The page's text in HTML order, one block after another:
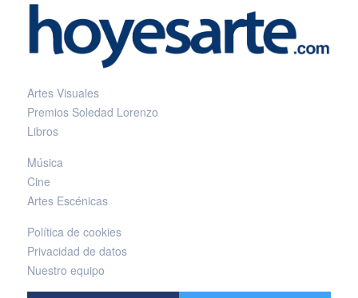
Artes Visuales
Premios Soledad Lorenzo
Libros
Música
Cine
Artes Escénicas
Política de cookies
Privacidad de datos
Nuestro equipo